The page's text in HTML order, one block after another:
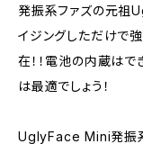
発振系ファズの元祖
イジングしただけで
在！！電池の内蔵は
は最適でしょう！
UglyFace Mini発振系